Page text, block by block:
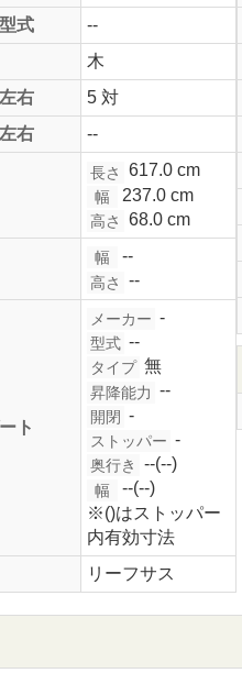
式
--
木
右
5 対
右
--
長さ 617.0 cm
幅 237.0 cm
高さ 68.0 cm
幅 --
高さ --
ト
メーカー -
型式 --
タイプ 無
昇降能力 --
開閉 -
ストッパー -
奥行き --(--)
幅
--(--)
※()はストッパー
内有効寸法
リーフサス